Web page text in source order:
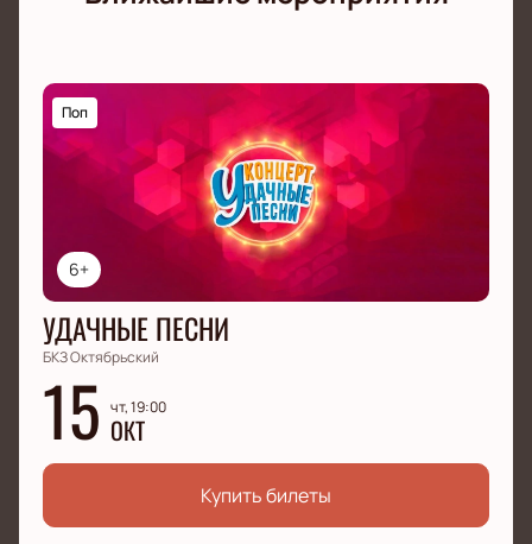
эмоции и оставит яркие воспоминания на долгое
создаёт уникальное и неповторимое шоу, которое
не сможете забыть!
6+
Поп
УДАЧНЫЕ ПЕСНИ
БКЗ Октябрьский
15 чт, 19:00
ОКТ
Купить билеты